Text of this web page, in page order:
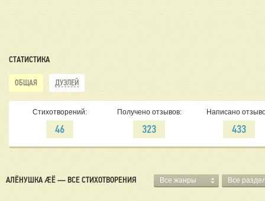
СТАТИСТИКА
ОБЩАЯ ДУЭЛЕЙ
Стихотворений:
46
Получено отзывов:
323
Написано
433
АЛЁНУШКА ÆЁ — ВСЕ СТИХОТВОРЕНИЯ Все жанры Все